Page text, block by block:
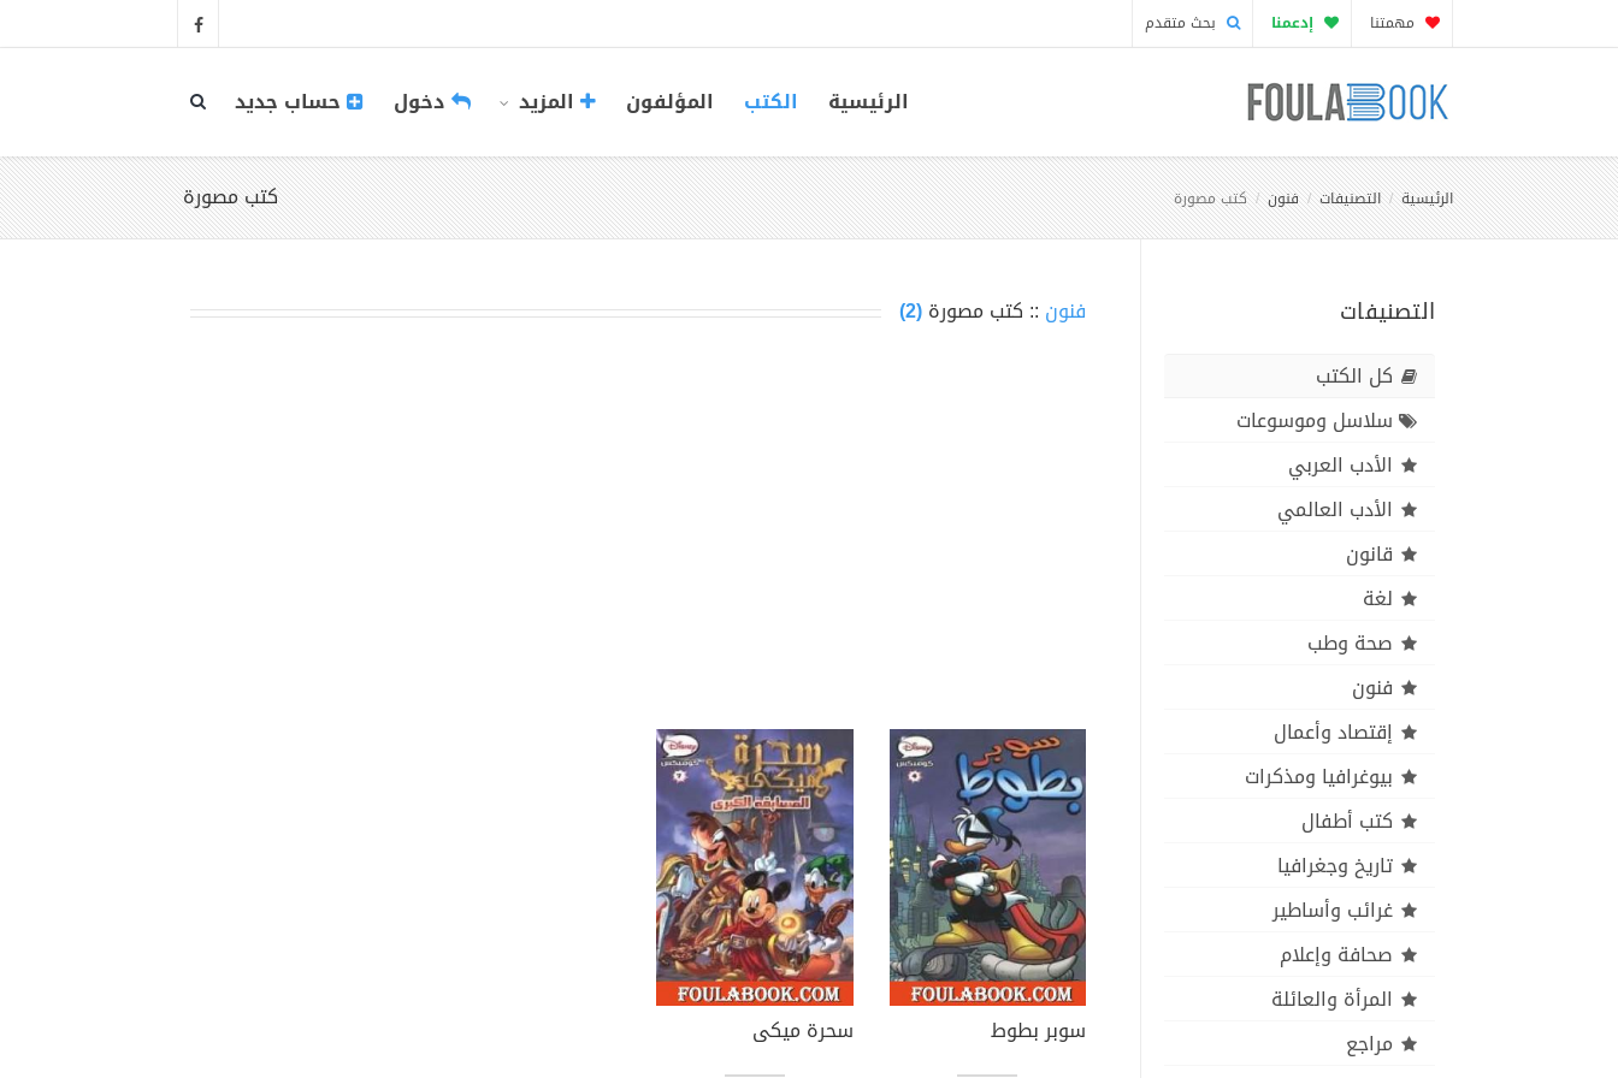
مهمتنا إدعمنا بحث متقدم
الرئيسية الكتب المؤلفون المزيد دخول حساب جديد
كتب مصورة الرئيسية التصنيفات فنون كتب مصورة
التصنيفات
كل الكتب
سلاسل وموسوعات
الأدب العربي
الأدب العالمي
قانون
لغة
صحة وطب
فنون
إقتصاد وأعمال
بيوغرافيا ومذكرات
كتب أطفال
تاريخ وجغرافيا
غرائب وأساطير
صحافة وإعلام
المرأة والعائلة
مراجع
فنون :: كتب مصورة(2)
سوبر بطوط
سحرة ميكى